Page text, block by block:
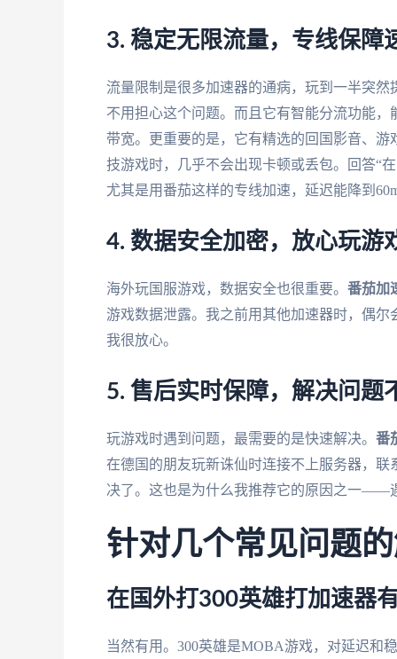
3. 稳定无限流量，专线保障
流量限制是很多加速器的通病，玩到一半突然
不用担心这个问题。而且它有智能分流功能
带宽。更重要的是，它有精选的回国影音、
技游戏时，几乎不会出现卡顿或丢包。回答“
尤其是用番茄这样的专线加速，延迟能降到
4. 数据安全加密，放心玩游
海外玩国服游戏，数据安全也很重要。 番茄加
游戏数据泄露。我之前用其他加速器时，偶
我很放心。
5. 售后实时保障，解决问题
玩游戏时遇到问题，最需要的是快速解决。 番
在德国的朋友玩新诛仙时连接不上服务器，
决了。这也是为什么我推荐它的原因之一——
针对几个常见问题
在国外打300英雄打加速器
当然有用。300英雄是MOBA游戏，对延迟和